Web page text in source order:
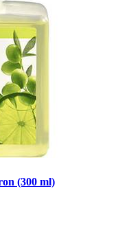
(300 ml)